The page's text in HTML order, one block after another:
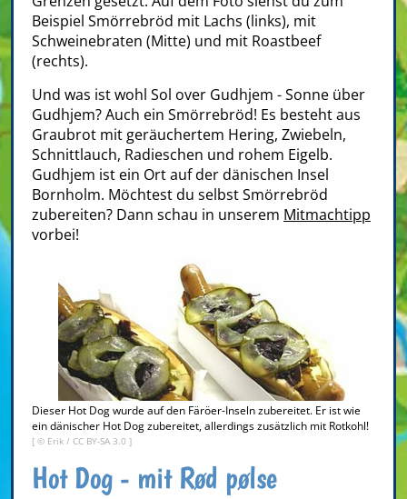
Beispiel Smörrebröd mit Lachs (links), mit
Schweinebraten (Mitte) und mit Roastbeef
(rechts).
Und was ist wohl Sol over Gudhjem - Sonne über
Gudhjem? Auch ein Smörrebröd! Es besteht aus
Graubrot mit geräuchertem Hering, Zwiebeln,
Schnittlauch, Radieschen und rohem Eigelb.
Gudhjem ist ein Ort auf der dänischen Insel
Bornholm. Möchtest du selbst Smörrebröd
zubereiten? Dann schau in unserem Mitmachtipp
vorbei!
Dieser Hot Dog wurde auf den Färöer-Inseln zubereitet. Er ist wie
ein dänischer Hot Dog zubereitet, allerdings zusätzlich mit Rotkohl!
[ © Erik / CC BY-SA 3.0 ]
Hot Dog - mit Rød pølse